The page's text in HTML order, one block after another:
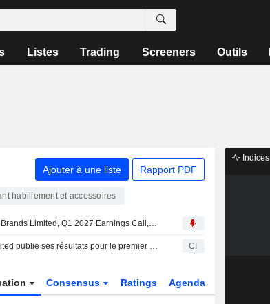
Listes Trading Screeners Outils
Ajouter à une liste Rapport PDF
habillement et accessoires
Transcript : Metro Brands Limited, Q1 2027 Earnings Call, Aug 05, 2026
Metro Brands Limited publie ses résultats pour le premier trimestre clos le 30 juin 2026 CI
Consensus Ratings Agenda
Indices